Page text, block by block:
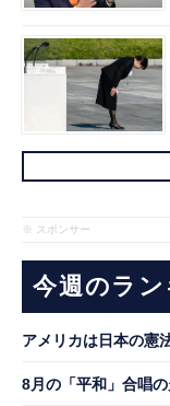
※ スポンサー
今週のラ
アメリカは日本の憲
8月の「平和」合唱